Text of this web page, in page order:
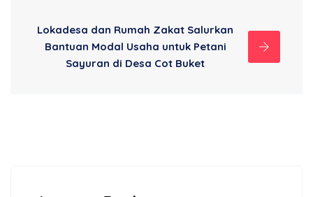
Lokadesa dan Rumah Zakat Salurkan
Bantuan Modal Usaha untuk Petani
Sayuran di Desa Cot Buket